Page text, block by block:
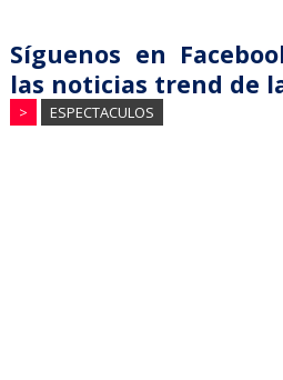
Síguenos en
las noticias trend de
> ESPECTACULOS